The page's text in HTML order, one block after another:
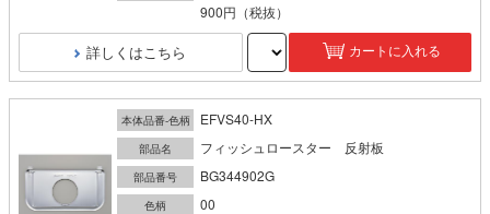
900円 （税抜）
詳しくはこちら カートに入れる
本体品番-色柄 EFVS40-HX
部品名 フィッシュロースター 反射板
部品番号 BG344902G
色柄 00